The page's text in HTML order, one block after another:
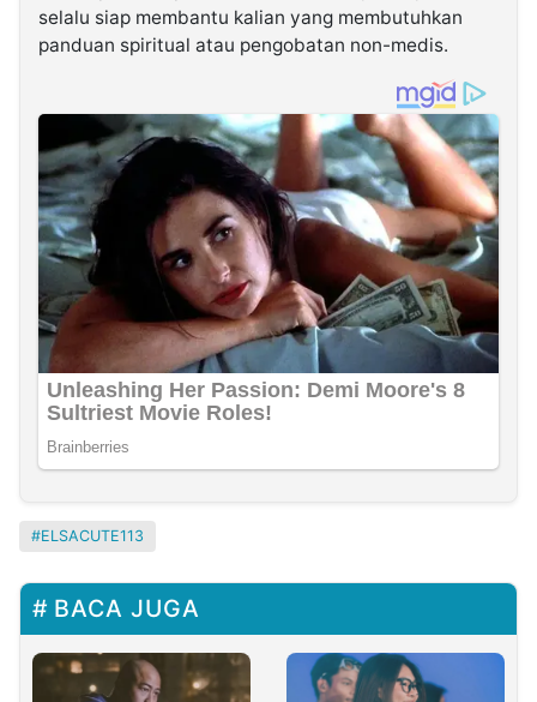
selalu siap membantu kalian yang membutuhkan
panduan spiritual atau pengobatan non-medis.
ELSACUTE113
BACA JUGA